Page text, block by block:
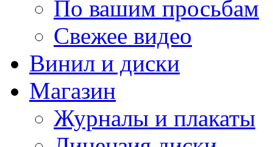
По вашим просьбам
Свежее видео
Винил и диски
Магазин
Журналы и плакаты